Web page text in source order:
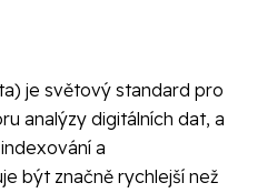
je světový standard pro
analýzy digitálních dat, a
a
být značně rychlejší než